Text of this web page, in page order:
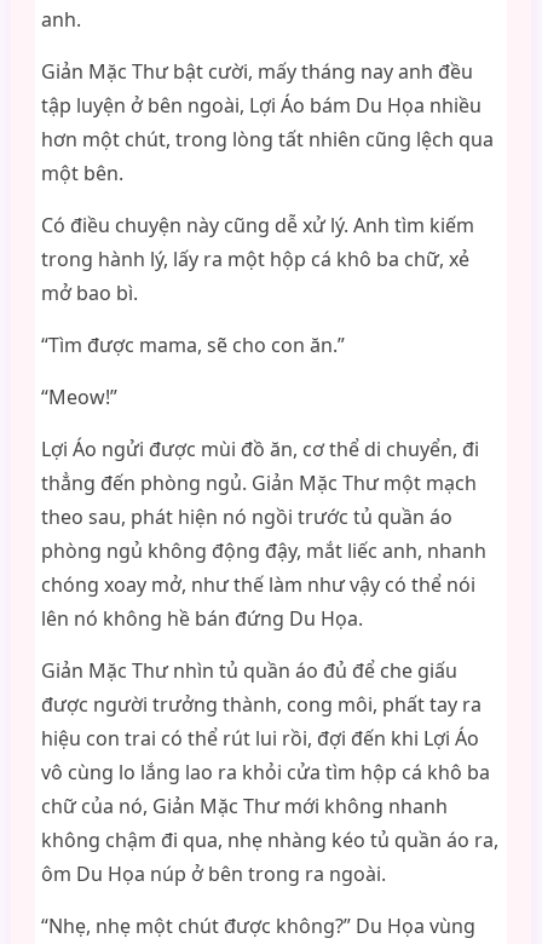
anh.
Giản Mặc Thư bật cười, mấy tháng nay anh đều
tập luyện ở bên ngoài, Lợi Áo bám Du Họa nhiều
hơn một chút, trong lòng tất nhiên cũng lệch qua
một bên.
Có điều chuyện này cũng dễ xử lý. Anh tìm kiếm
trong hành lý, lấy ra một hộp cá khô ba chữ, xẻ
mở bao bì.
“Tìm được mama, sẽ cho con ăn.”
“Meow!”
Lợi Áo ngửi được mùi đồ ăn, cơ thể di chuyển, đi
thẳng đến phòng ngủ. Giản Mặc Thư một mạch
theo sau, phát hiện nó ngồi trước tủ quần áo
phòng ngủ không động đậy, mắt liếc anh, nhanh
chóng xoay mở, như thế làm như vậy có thể nói
lên nó không hề bán đứng Du Họa.
Giản Mặc Thư nhìn tủ quần áo đủ để che giấu
được người trưởng thành, cong môi, phất tay ra
hiệu con trai có thể rút lui rồi, đợi đến khi Lợi Áo
vô cùng lo lắng lao ra khỏi cửa tìm hộp cá khô ba
chữ của nó, Giản Mặc Thư mới không nhanh
không chậm đi qua, nhẹ nhàng kéo tủ quần áo ra,
ôm Du Họa núp ở bên trong ra ngoài.
“Nhẹ, nhẹ một chút được không?” Du Họa vùng